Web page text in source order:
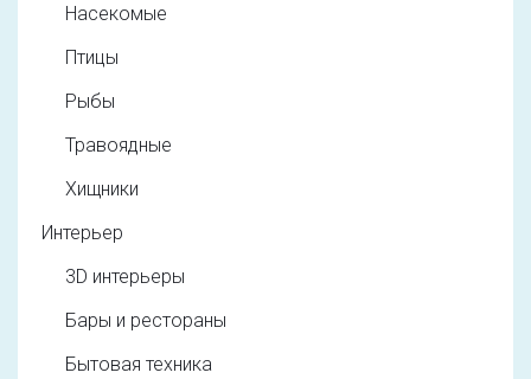
Насекомые
Птицы
Рыбы
Травоядные
Хищники
Интерьер
3D интерьеры
Бары и рестораны
Бытовая техника